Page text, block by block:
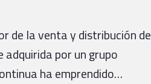
de la venta y distribución de
por un grupo
ha emprendido…